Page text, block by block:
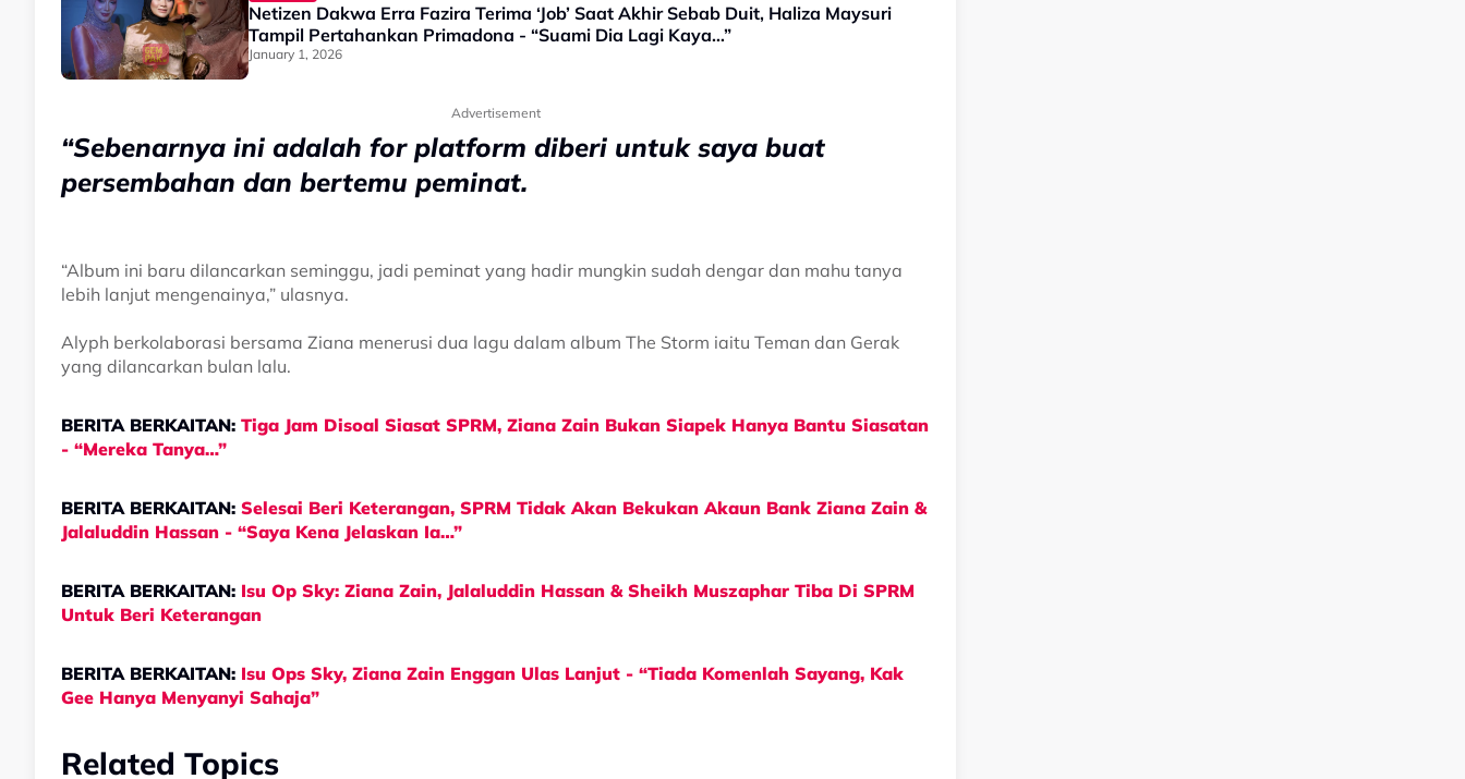
Netizen Dakwa Erra Fazira Terima ‘Job’ Saat Akhir Sebab Duit, Haliza Maysuri
Tampil Pertahankan Primadona - “Suami Dia Lagi Kaya…”
January 1, 2026
Advertisement
“Sebenarnya ini adalah for platform diberi untuk saya buat
persembahan dan bertemu peminat.
“Album ini baru dilancarkan seminggu, jadi peminat yang hadir mungkin sudah dengar dan mahu tanya
lebih lanjut mengenainya,” ulasnya.
Alyph berkolaborasi bersama Ziana menerusi dua lagu dalam album The Storm iaitu Teman dan Gerak
yang dilancarkan bulan lalu.
BERITA BERKAITAN: Tiga Jam Disoal Siasat SPRM, Ziana Zain Bukan Siapek Hanya Bantu Siasatan
- “Mereka Tanya…”
BERITA BERKAITAN: Selesai Beri Keterangan, SPRM Tidak Akan Bekukan Akaun Bank Ziana Zain &
Jalaluddin Hassan - “Saya Kena Jelaskan Ia…”
BERITA BERKAITAN: Isu Op Sky: Ziana Zain, Jalaluddin Hassan & Sheikh Muszaphar Tiba Di SPRM
Untuk Beri Keterangan
BERITA BERKAITAN: Isu Ops Sky, Ziana Zain Enggan Ulas Lanjut - “Tiada Komenlah Sayang, Kak
Gee Hanya Menyanyi Sahaja”
Related Topics